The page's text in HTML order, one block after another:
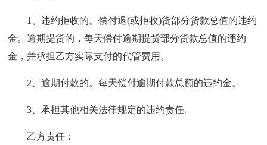
1、违约拒收的。偿付退(或拒收)货部分货款总值的违约
金。逾期提货的，每天偿付逾期提货部分货款总值的违约
金，并承担乙方实际支付的代管费用。
2、逾期付款的。每天偿付逾期付款总额的违约金。
3、承担其他相关法律规定的违约责任。
乙方责任：